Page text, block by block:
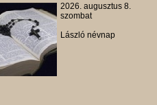
2026. augusztus 8.
szombat
László névnap